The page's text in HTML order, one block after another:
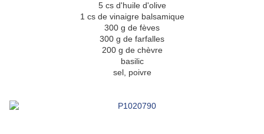
5 cs d'huile d'olive
1 cs de vinaigre balsamique
300 g de fèves
300 g de farfalles
200 g de chèvre
basilic
sel, poivre